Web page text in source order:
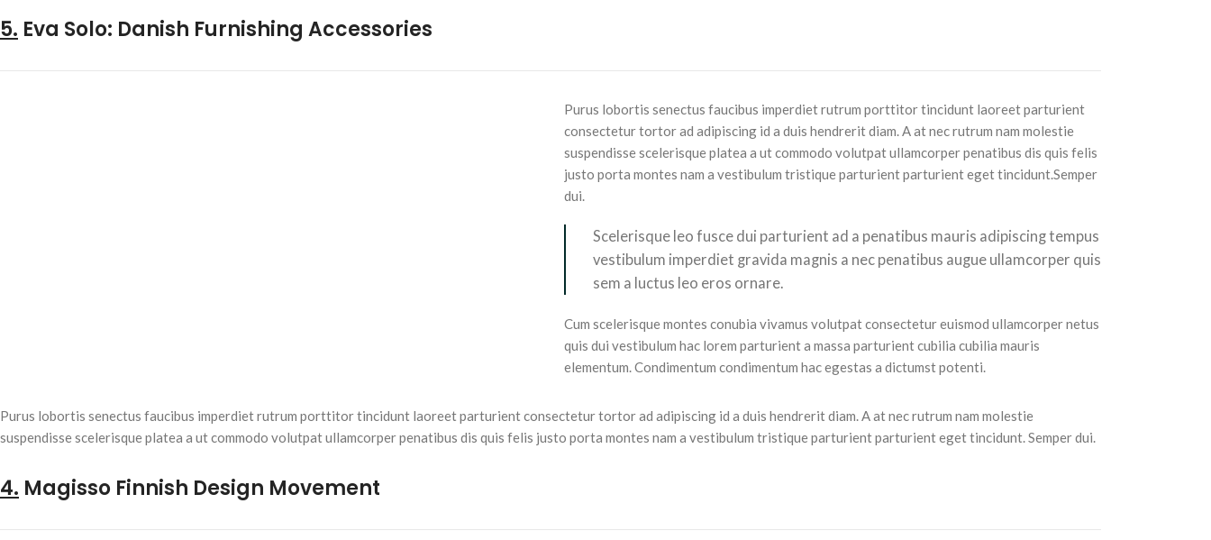
5. Eva Solo: Danish Furnishing Accessories
Purus lobortis senectus faucibus imperdiet rutrum porttitor tincidunt laoreet parturient
consectetur tortor ad adipiscing id a duis hendrerit diam. A at nec rutrum nam molestie
suspendisse scelerisque platea a ut commodo volutpat ullamcorper penatibus dis quis felis
justo porta montes nam a vestibulum tristique parturient parturient eget tincidunt.Semper
dui.
Scelerisque leo fusce dui parturient ad a penatibus mauris adipiscing tempus
vestibulum imperdiet gravida magnis a nec penatibus augue ullamcorper quis
sem a luctus leo eros ornare.
Cum scelerisque montes conubia vivamus volutpat consectetur euismod ullamcorper netus
quis dui vestibulum hac lorem parturient a massa parturient cubilia cubilia mauris
elementum. Condimentum condimentum hac egestas a dictumst potenti.
Purus lobortis senectus faucibus imperdiet rutrum porttitor tincidunt laoreet parturient consectetur tortor ad adipiscing id a duis hendrerit diam. A at nec rutrum nam molestie
suspendisse scelerisque platea a ut commodo volutpat ullamcorper penatibus dis quis felis justo porta montes nam a vestibulum tristique parturient parturient eget tincidunt. Semper dui.
4. Magisso Finnish Design Movement